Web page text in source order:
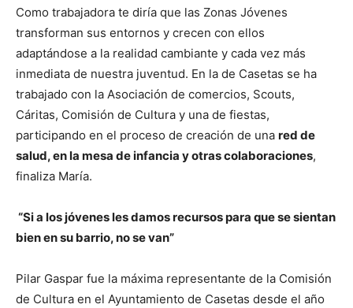
Como trabajadora te diría que las Zonas Jóvenes
transforman sus entornos y crecen con ellos
adaptándose a la realidad cambiante y cada vez más
inmediata de nuestra juventud. En la de Casetas se ha
trabajado con la Asociación de comercios, Scouts,
Cáritas, Comisión de Cultura y una de fiestas,
participando en el proceso de creación de una red de
salud, en la mesa de infancia y otras colaboraciones,
finaliza María.
“Si a los jóvenes les damos recursos para que se sientan
bien en su barrio, no se van”
Pilar Gaspar fue la máxima representante de la Comisión
de Cultura en el Ayuntamiento de Casetas desde el año